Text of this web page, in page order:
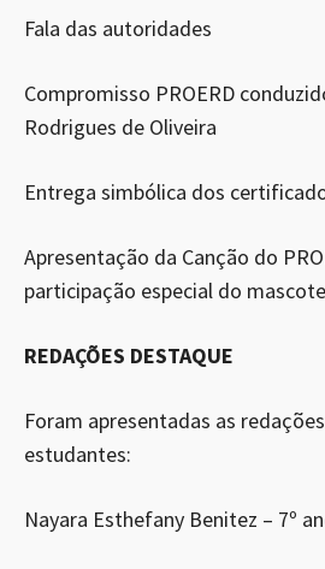
Fala das autoridades
Compromisso PROERD
Rodrigues de Oliveira
Entrega simbólica dos
Apresentação da Canção do
participação especial do
REDAÇÕES DESTAQUE
Foram apresentadas as
estudantes:
Nayara Esthefany Benitez – 7º